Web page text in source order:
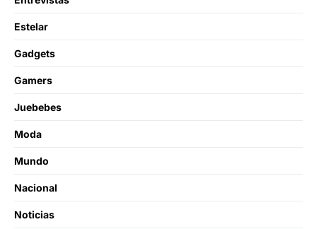
Estelar
Gadgets
Gamers
Juebebes
Moda
Mundo
Nacional
Noticias